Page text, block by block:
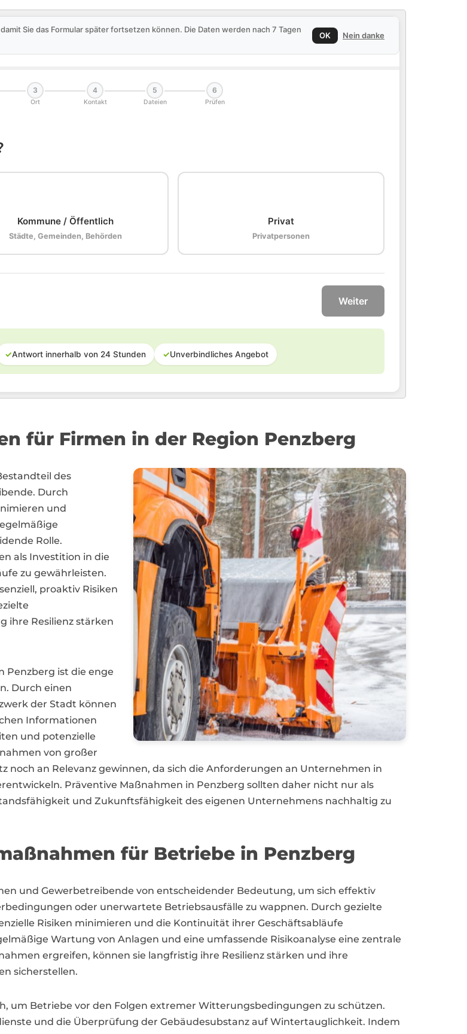
Sie das Formular später fortsetzen können. Die Daten werden nach 7 Tagen
OK Nein danke
3
Ort
4
Kontakt
5
Dateien
6
Prüfen
Kommune / Öffentlich
Städte, Gemeinden, Behörden
Privat
Privatpersonen
Weiter
✓Antwort innerhalb von 24 Stunden ✓Unverbindliches Angebot
für Firmen in der Region Penzberg
des
Durch
und
Rolle.
als Investition in die
zu gewährleisten.
proaktiv Risiken
ihre Resilienz stärken
Penzberg ist die enge
Durch einen
der Stadt können
Informationen
und potenzielle
von großer
noch an Relevanz gewinnen, da sich die Anforderungen an Unternehmen in
Präventive Maßnahmen in Penzberg sollten daher nicht nur als
und Zukunftsfähigkeit des eigenen Unternehmens nachhaltig zu
für Betriebe in Penzberg
und Gewerbetreibende von entscheidender Bedeutung, um sich effektiv
oder unerwartete Betriebsausfälle zu wappnen. Durch gezielte
Risiken minimieren und die Kontinuität ihrer Geschäftsabläufe
Wartung von Anlagen und eine umfassende Risikoanalyse eine zentrale
ergreifen, können sie langfristig ihre Resilienz stärken und ihre
sicherstellen.
um Betriebe vor den Folgen extremer Witterungsbedingungen zu schützen.
und die Überprüfung der Gebäudesubstanz auf Wintertauglichkeit. Indem